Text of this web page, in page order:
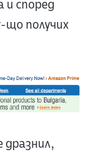
и според
що получих
дразнил,